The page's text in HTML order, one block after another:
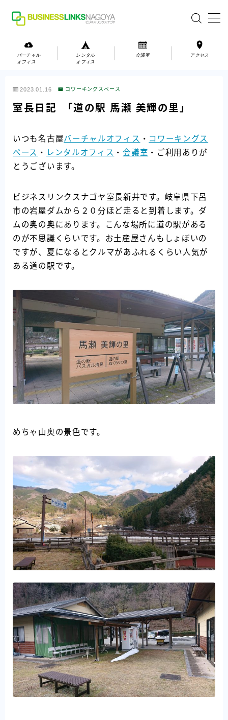
お問い合わせ
ご利用の流れ
アクセス
会社案内
バーチャル
オフィス
レンタル
オフィス
会議室 アクセス
2023.01.16 コワーキングスペース
室長日記 「道の駅 馬瀬 美輝の里」
いつも名古屋バーチャルオフィス ・ コワーキングス
ペース ・ レンタルオフィス ・会議室 ・ご利用ありが
とうございます。
ビジネスリンクスナゴヤ室長新井です。岐阜県下呂
市の岩屋ダムから２０分ほど走ると到着します。ダ
ムの奥の奥にあります。こんな場所に道の駅がある
のが不思議くらいです。お土産屋さんもしょぼいの
ですが、夏になるとクルマがあふれるくらい人気が
ある道の駅です。
めちゃ山奥の景色です。